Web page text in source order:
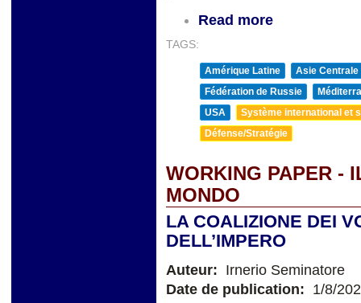
Read more
TAGS:
Amérique Latine
Asie Centrale
Fédération de Russie
USA
Système international et
Défense/Stratégie
WORKING PAPER -
MONDO
LA COALIZIONE DEI
DELL’IMPERO
Auteur: Irnerio Seminatore
Date de publication: 1/8/